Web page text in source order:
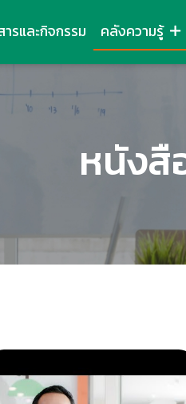
ารและกิจกรรม คลังความรู้
หนังสื